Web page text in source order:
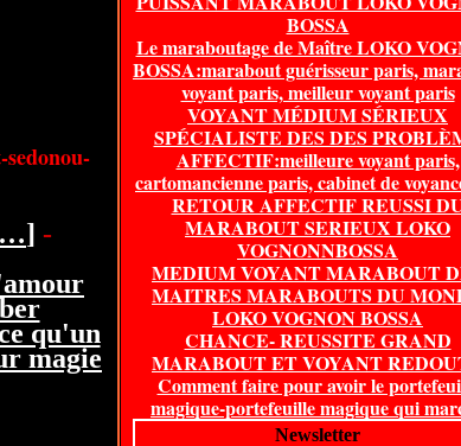
…] -
qu'un
magie
BOSSA
Le maraboutage de Maître LOKO
BOSSA:marabout guérisseur paris,
voyant paris, meilleur voyant paris
VOYANT MÉDIUM SÉRIEUX
SPÉCIALISTE DES DES
AFFECTIF:meilleure voyant paris,
cartomancienne paris, cabinet de
RETOUR AFFECTIF REUSSI
MARABOUT SERIEUX LOKO
VOGNONNBOSSA
MEDIUM VOYANT MARABOUT
MAITRES MARABOUTS DU
LOKO VOGNON BOSSA
CHANCE- REUSSITE GRAND
MARABOUT ET VOYANT
Comment faire pour avoir le
magique-portefeuille magique qui
Newsletter